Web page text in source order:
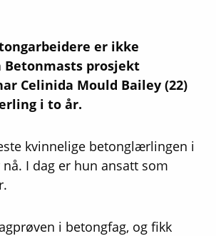
er ikke
Betonmasts prosjekt
Celinida Mould Bailey (22)
i to år.
kvinnelige betonglærlingen i
I dag er hun ansatt som
i betongfag, og fikk